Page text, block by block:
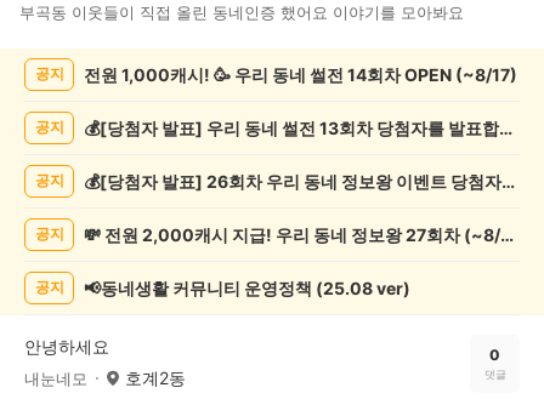
부곡동 이웃들이 직접 올린 동네인증 했어요 이야기를 모아봐요
시
공지 전원 1,000캐시! 🥳 우리 동네 썰전 14회차 OPEN (~8/17)
공지 💰[당첨자 발표] 우리 동네 썰전 13회차 당첨자를 발표합니다!
공지 💰[당첨자 발표] 26회차 우리 동네 정보왕 이벤트 당첨자를 발표합니다!
공지 💸 전원 2,000캐시 지급! 우리 동네 정보왕 27회차 (~8/10)
공지 📢동네생활 커뮤니티 운영정책 (25.08 ver)
안녕하세요
내눈네모 호계2동
0
댓글